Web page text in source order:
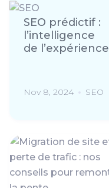
SEO prédictif :
l’intelligence
de l’expérience
Nov 8, 2024 SEO